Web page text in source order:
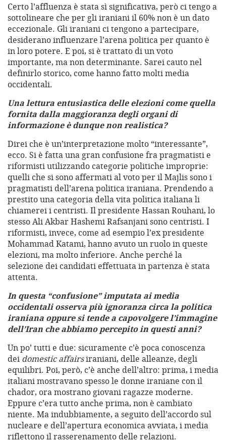
Certo l’affluenza è stata sì significativa, però ci tengo a
sottolineare che per gli iraniani il 60% non è un dato
eccezionale. Gli iraniani ci tengono a partecipare,
desiderano influenzare l’arena politica per quanto è
in loro potere. E poi, si è trattato di un voto
importante, ma non determinante. Sarei cauto nel
definirlo storico, come hanno fatto molti media
occidentali.
Una lettura entusiastica delle elezioni come quella
fornita dalla maggioranza degli organi di
informazione è dunque non realistica?
Direi che è un’interpretazione molto “interessante”,
ecco. Si è fatta una gran confusione fra pragmatisti e
riformisti utilizzando categorie politiche improprie:
quelli che si sono affermati al voto per il Majlis sono i
pragmatisti dell’arena politica iraniana. Prendendo a
prestito una categoria della vita politica italiana li
chiamerei i centristi. Il presidente Hassan Rouhani, lo
stesso Ali Akbar Hashemi Rafsanjani sono centristi. I
riformisti, invece, come ad esempio l’ex presidente
Mohammad Katami, hanno avuto un ruolo in queste
elezioni, ma molto inferiore. Anche perché la
selezione dei candidati effettuata in partenza è stata
attenta.
In questa “confusione” imputata ai media
occidentali osserva più ignoranza circa la politica
iraniana oppure si tende a capovolgere l’immagine
dell’Iran che abbiamo percepito in questi anni?
Un po’ tutti e due: sicuramente c’è poca conoscenza
dei domestic affairsiraniani, delle alleanze, degli
equilibri. Poi, però, c’è anche dell’altro: prima, i media
italiani mostravano spesso le donne iraniane con il
chador, ora mostrano giovani ragazze moderne.
Eppure c’era tutto anche prima, non è cambiato
niente. Ma indubbiamente, a seguito dell’accordo sul
nucleare e dell’apertura economica avviata, i media
riflettono il rasserenamento delle relazioni.